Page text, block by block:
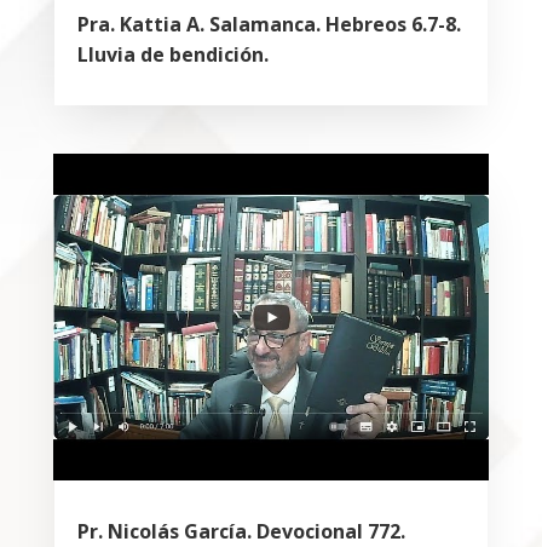
Pra. Kattia A. Salamanca. Hebreos 6.7-8.
Lluvia de bendición.
Pr. Nicolás García. Devocional 772.